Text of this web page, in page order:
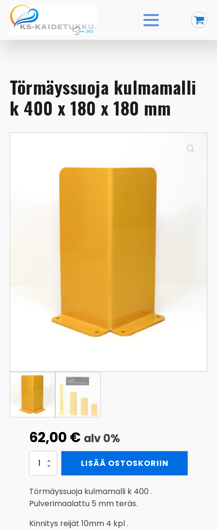
Törmäyssuoja kulmamalli
k 400 x 180 x 180 mm
62,00 € alv 0%
Törmäyssuoja
kulmamalli
k
400
x
180
180
LISÄÄ OSTOSKORIIN
Törmäyssuoja kulmamalli k 400 .
Pulverimaalattu 5 mm teräs.
Kinnitys reijät 10mm 4 kpl .